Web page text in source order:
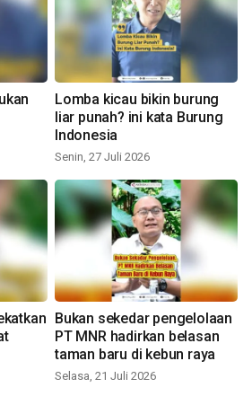
Lomba kicau bikin burung
liar punah? ini kata Burung
Indonesia
Senin, 27 Juli 2026
Bukan sekedar pengelolaan
PT MNR hadirkan belasan
taman baru di kebun raya
Selasa, 21 Juli 2026